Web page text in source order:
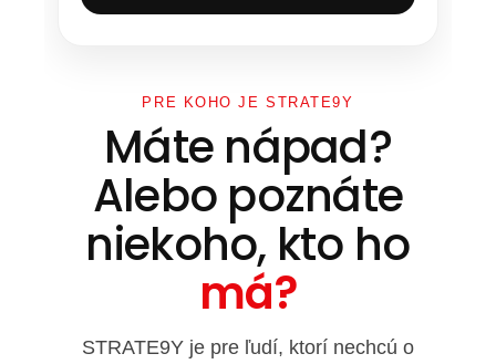
PRE KOHO JE STRATE9Y
Máte nápad?
Alebo poznáte
niekoho, kto ho
má?
STRATE9Y je pre ľudí, ktorí nechcú o